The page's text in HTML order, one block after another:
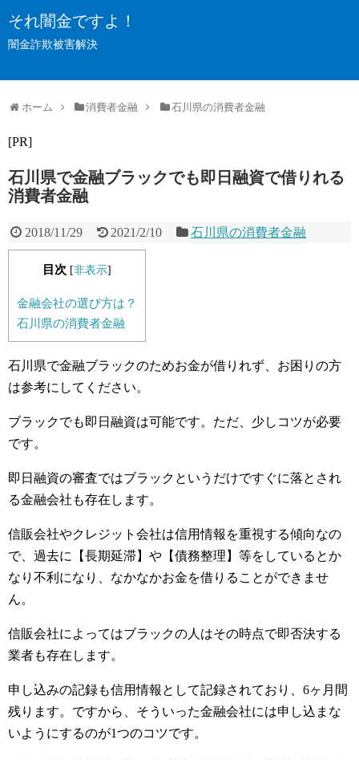
それ闇金ですよ！
闇金詐欺被害解決
ホーム 消費者金融 石川県の消費者金融
[PR]
石川県で金融ブラックでも即日融資で借りれる
消費者金融
2018/11/29 2021/2/10 石川県の消費者金融
目次 [非表示]
金融会社の選び方は？
石川県の消費者金融
石川県で金融ブラックのためお金が借りれず、お困りの方
は参考にしてください。
ブラックでも即日融資は可能です。ただ、少しコツが必要
です。
即日融資の審査ではブラックというだけですぐに落とされ
る金融会社も存在します。
信販会社やクレジット会社は信用情報を重視する傾向なの
で、過去に【長期延滞】や【債務整理】等をしているとか
なり不利になり、なかなかお金を借りることができませ
ん。
信販会社によってはブラックの人はその時点で即否決する
業者も存在します。
申し込みの記録も信用情報として記録されており、6ヶ月間
残ります。ですから、そういった金融会社には申し込まな
いようにするのが1つのコツです。